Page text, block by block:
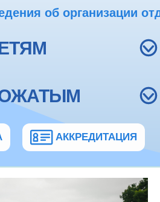
об организации
АККРЕДИТАЦИЯ